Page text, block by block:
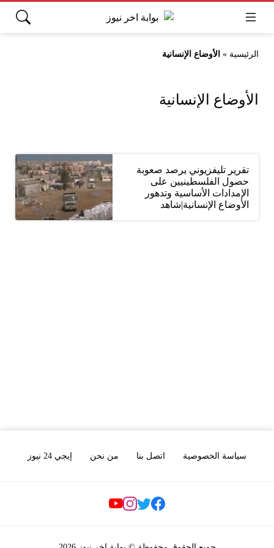
الرئيسية » الأوضاع الإنسانية
الأوضاع الإنسانية
تقرير تليفزيوني يرصد صعوبة
حصول الفلسطينيين على
الإمدادات الأساسية وتدهور
الأوضاع الإنسانية|شاهد
سياسة الخصوصية اتصل بنا من نحن إيجي 24 نيوز
Social Links